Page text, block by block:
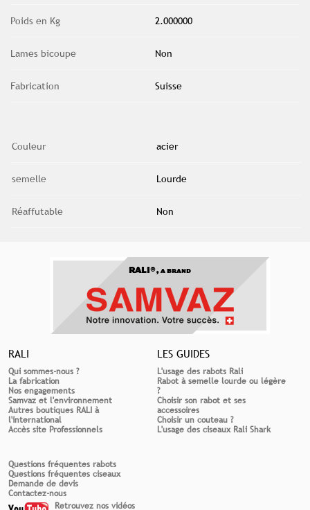
Poids en Kg 2.000000
Lames bicoupe Non
Fabrication Suisse
Couleur acier
semelle Lourde
Réaffutable Non
RALI®, A BRAND
RALI
Qui sommes-nous ?
La fabrication
Nos engagements
Samvaz et l'environnement
Autres boutiques RALI à
l'international
Accès site Professionnels
LES GUIDES
L'usage des rabots Rali
Rabot à semelle lourde ou légère
?
Choisir son rabot et ses
accessoires
Choisir un couteau ?
L'usage des ciseaux Rali Shark
Questions fréquentes rabots
Questions fréquentes ciseaux
Demande de devis
Contactez-nous
Retrouvez nos vidéos